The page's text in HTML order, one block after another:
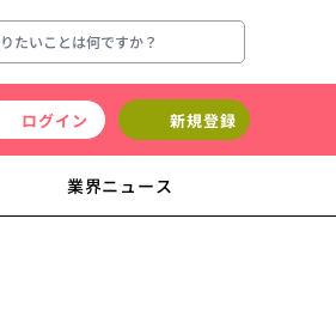
ログイン 新規登録
業界ニュース